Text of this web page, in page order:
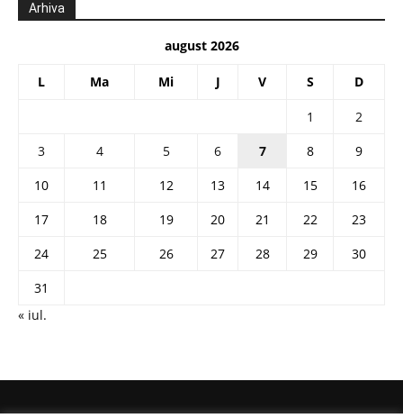
Arhiva
august 2026
L Ma Mi J V S D
1
2
3
4 5 6 7 8
9
10
11 12 13 14 15
16
17
18 19 20 21 22
23
24
25 26 27 28 29
30
31
« iul.